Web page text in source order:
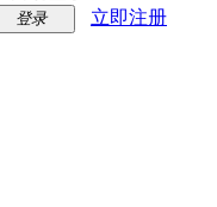
登录
立即注册